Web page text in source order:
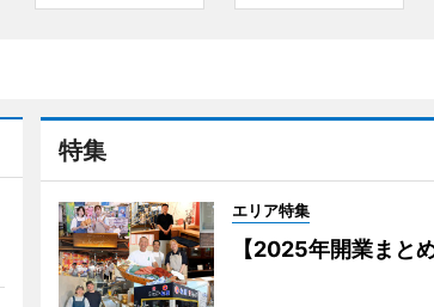
特集
エリア特集
【2025年開業まと